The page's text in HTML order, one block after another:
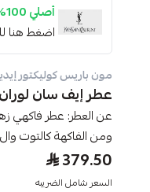
أصلي 100%
اضغط هنا
مون باريس كوليكتور
عطر إيف سان لوران
عن العطر: عطر فاكهي
ومن الفاكهة كالتوت
379.50
السعر شامل الضريبه